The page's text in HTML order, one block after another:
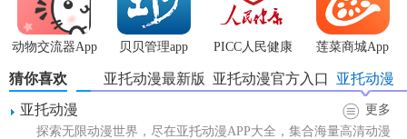
【亚托动漫安卓版功能】
1. 动漫观看：提供大量动漫作品供用户在线观看，支持高清
画质和多种播放模式。
2. 资讯更新：实时更新动漫相关的新闻、预告、评论等内
容，让用户随时掌握动漫界的最新动态。
动物交流器App 贝贝管理app
PICC人民健康
莲菜商城App
猜你喜欢 亚托动漫
亚托动漫官方入口
亚托动漫最新版
亚托动漫
更多
探索无限动漫世界，尽在亚托动漫APP大全，集合海量高清动漫